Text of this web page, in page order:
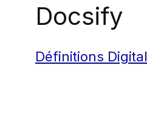
Docsify
Définitions Digital